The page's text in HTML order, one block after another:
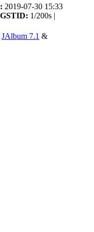
2019-07-30 15:33
1/200s |
JAlbum 7.1 &